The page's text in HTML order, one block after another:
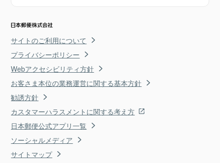
サイトのご利用について
プライバシーポリシー
Webアクセシビリティ方針
お客さま本位の業務運営に関する基本方針
勧誘方針
カスタマーハラスメントに関する考え方
日本郵便公式アプリ一覧
ソーシャルメディア
サイトマップ